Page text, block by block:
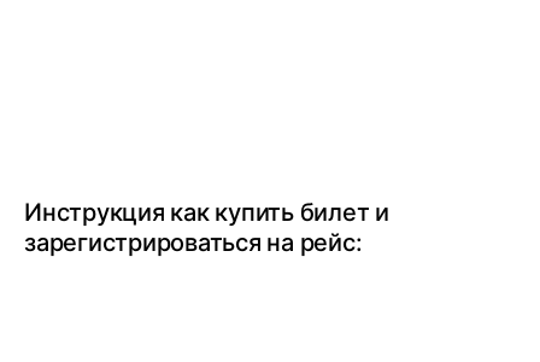
Инструкция как купить билет и
зарегистрироваться на рейс: